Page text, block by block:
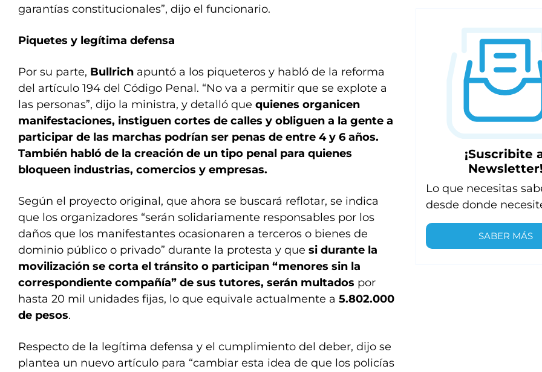
garantías constitucionales”, dijo el funcionario.
Piquetes y legítima defensa
Por su parte, Bullrich apuntó a los piqueteros y habló de la reforma
del artículo 194 del Código Penal. “No va a permitir que se explote a
las personas”, dijo la ministra, y detalló que quienes organicen
manifestaciones, instiguen cortes de calles y obliguen a la gente a
participar de las marchas podrían ser penas de entre 4 y 6 años.
También habló de la creación de un tipo penal para quienes
bloqueen industrias, comercios y empresas.
Según el proyecto original, que ahora se buscará reflotar, se indica
que los organizadores “serán solidariamente responsables por los
daños que los manifestantes ocasionaren a terceros o bienes de
dominio público o privado” durante la protesta y que si durante la
movilización se corta el tránsito o participan “menores sin la
correspondiente compañía” de sus tutores, serán multados por
hasta 20 mil unidades fijas, lo que equivale actualmente a 5.802.000
de pesos.
Respecto de la legítima defensa y el cumplimiento del deber, dijo se
plantea un nuevo artículo para “cambiar esta idea de que los policías
¡Suscribite
Newsletter!
Lo que necesitas
desde donde
SABER MÁS